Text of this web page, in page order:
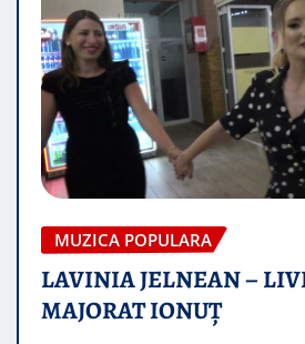
MUZICA POPULARA
LAVINIA JELNEAN –
MAJORAT IONUŢ